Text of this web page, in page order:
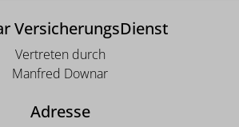
VersicherungsDienst
Vertreten durch
Manfred Downar
Adresse